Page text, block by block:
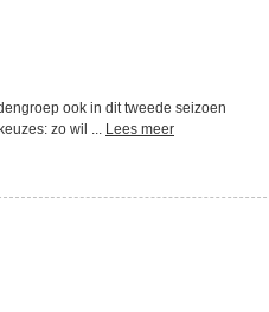
ook in dit tweede seizoen
zo wil ... Lees meer